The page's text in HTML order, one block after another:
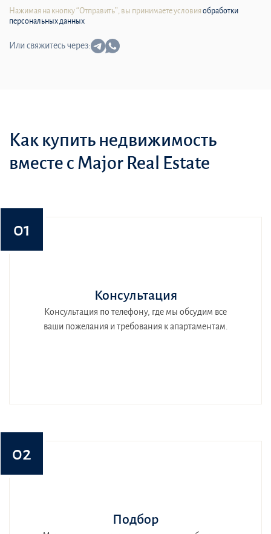
Нажимая на кнопку “Отправить”, вы принимаете условия обработки
персональных данных
Или свяжитесь через:
Как купить недвижимость
вместе с Major Real Estate
01
Консультация
Консультация по телефону, где мы обсудим все
ваши пожелания и требования к апартаментам.
02
Подбор